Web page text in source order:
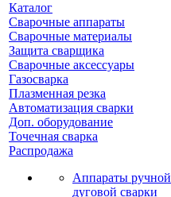
Каталог
Сварочные аппараты
Сварочные материалы
Защита сварщика
Сварочные аксессуары
Газосварка
Плазменная резка
Автоматизация сварки
Доп. оборудование
Точечная сварка
Распродажа
Аппараты ручной
дуговой сварки